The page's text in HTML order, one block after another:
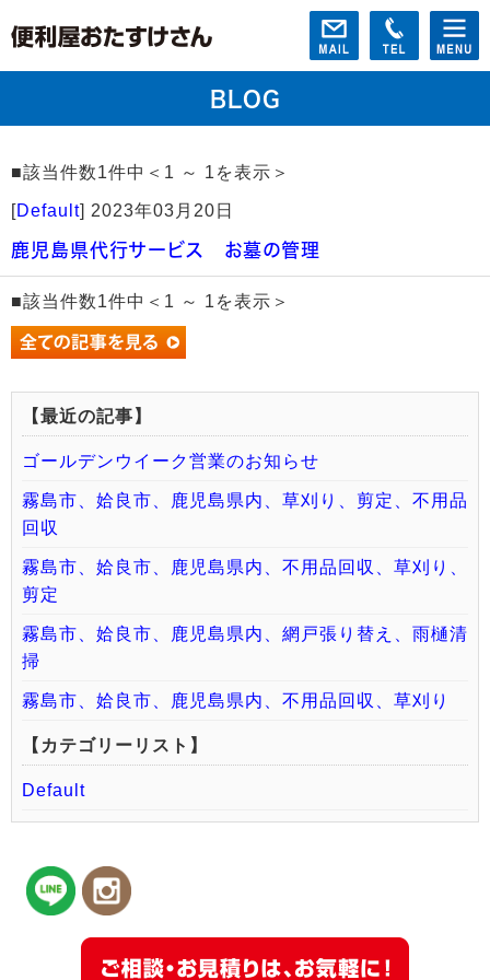
BLOG
■該当件数1件中＜1 ～ 1を表示＞
[Default] 2023年03月20日
鹿児島県代行サービス お墓の管理
■該当件数1件中＜1 ～ 1を表示＞
【最近の記事】
ゴールデンウイーク営業のお知らせ
霧島市、姶良市、鹿児島県内、草刈り、剪定、不用品
回収
霧島市、姶良市、鹿児島県内、不用品回収、草刈り、
剪定
霧島市、姶良市、鹿児島県内、網戸張り替え、雨樋清
掃
霧島市、姶良市、鹿児島県内、不用品回収、草刈り
【カテゴリーリスト】
Default